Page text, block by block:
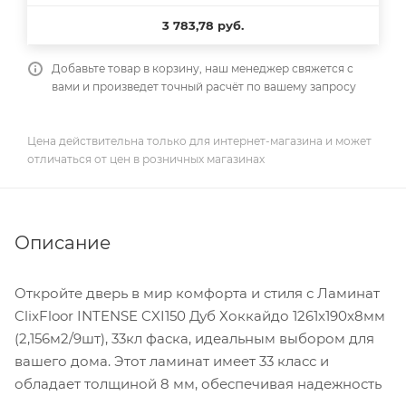
3 783,78 руб.
Добавьте товар в корзину, наш менеджер свяжется с
вами и произведет точный расчёт по вашему запросу
Цена действительна только для интернет-магазина и может
отличаться от цен в розничных магазинах
Описание
Откройте дверь в мир комфорта и стиля с Ламинат
ClixFloor INTENSE CXI150 Дуб Хоккайдо 1261x190x8мм
(2,156м2/9шт), 33кл фаска, идеальным выбором для
вашего дома. Этот ламинат имеет 33 класс и
обладает толщиной 8 мм, обеспечивая надежность